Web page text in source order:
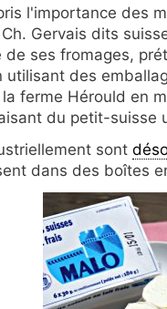
l'importance des
Gervais dits
de ses fromages,
utilisant des
ferme Hérould en
du petit-suisse
sont
dans des boîtes